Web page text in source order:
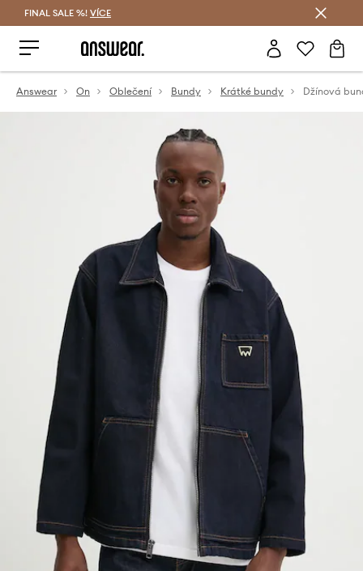
FINAL SALE %! VÍCE
Answear On Oblečení Bundy Krátké bundy